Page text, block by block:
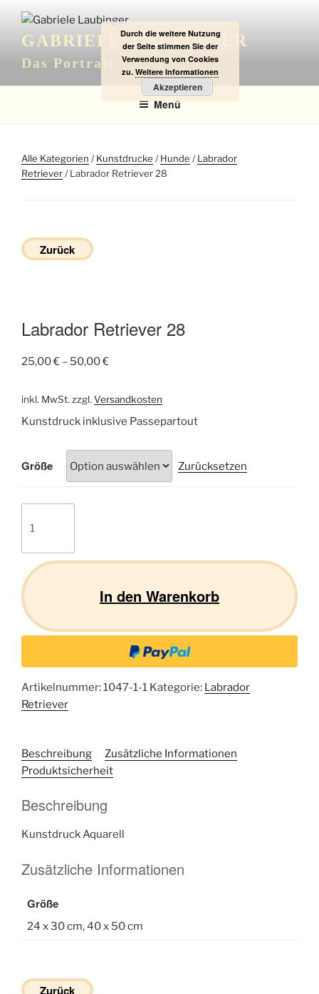
Inhalt
springenGABRIELE LAUBINGER
Das Portrait
Menü
Alle Kategorien /Kunstdrucke /Hunde /Labrador
Retriever/ Labrador Retriever 28
Zurück
Labrador Retriever 28
25,00€ – 50,00€
inkl. MwSt. zzgl. Versandkosten
Kunstdruck inklusive Passepartout
Größe Zurücksetzen
Retriever
Menge
In den Warenkorb
Artikelnummer:1047-1-1 Kategorie: Labrador
Retriever
Beschreibung
Zusätzliche Informationen
Produktsicherheit
Beschreibung
Kunstdruck Aquarell
Zusätzliche Informationen
Größe
24 x 30 cm, 40 x 50 cm
Zurück
Durch die weitere Nutzung
der Seite stimmen Sie der
Verwendung von Cookies
zu. Weitere Informationen
Akzeptieren